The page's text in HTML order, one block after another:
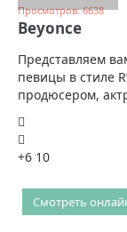
Просмотров: 6638
Beyonce
Представляем
певицы в стиле
продюсером,
+6 10
Смотреть